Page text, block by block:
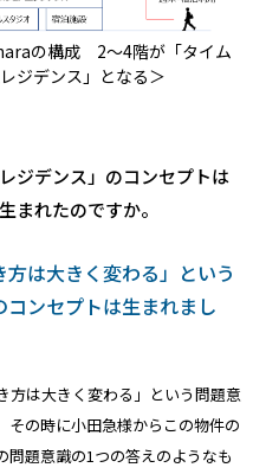
の構成 2～4階が「タイム
ジデンス」となる＞
ジデンス」のコンセプトは
まれたのですか。
方は大きく変わる」という
コンセプトは生まれまし
方は大きく変わる」という問題意
その時に小田急様からこの物件の
問題意識の1つの答えのようなも